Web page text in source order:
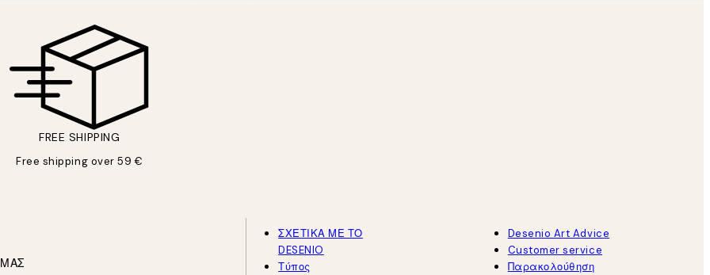
FREE SHIPPING
Free shipping over 59 €
ΣΧΕΤΙΚΑ ΜΕ ΤΟ
DESENIO
Τύπος
Desenio Art Advice
Customer service
Παρακολούθηση